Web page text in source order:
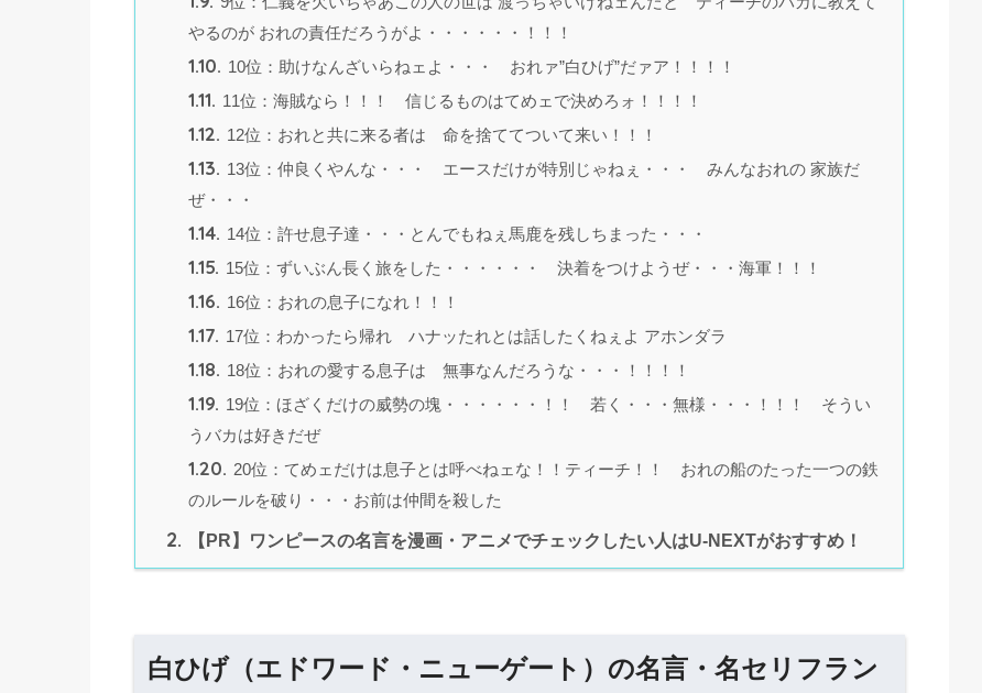
やるのが おれの責任だろうがよ・・・・・・！！！
1.10. 10位：助けなんざいらねェよ・・・ おれァ”白ひげ”だァア！！！！
1.11. 11位：海賊なら！！！ 信じるものはてめェで決めろォ！！！！
1.12. 12位：おれと共に来る者は 命を捨ててついて来い！！！
1.13. 13位：仲良くやんな・・・ エースだけが特別じゃねぇ・・・ みんなおれの 家族だ
ぜ・・・
1.14. 14位：許せ息子達・・・とんでもねぇ馬鹿を残しちまった・・・
1.15. 15位：ずいぶん長く旅をした・・・・・・ 決着をつけようぜ・・・海軍！！！
1.16. 16位：おれの息子になれ！！！
1.17. 17位：わかったら帰れ ハナッたれとは話したくねぇよ アホンダラ
1.18. 18位：おれの愛する息子は 無事なんだろうな・・・！！！！
1.19. 19位：ほざくだけの威勢の塊・・・・・・！！ 若く・・・無様・・・！！！ そうい
うバカは好きだぜ
1.20. 20位：てめェだけは息子とは呼べねェな！！ティーチ！！ おれの船のたった一つの鉄
のルールを破り・・・お前は仲間を殺した
2. 【PR】ワンピースの名言を漫画・アニメでチェックしたい人はU-NEXTがおすすめ！
白ひげ（エドワード・ニューゲート）の名言・名セリフラン